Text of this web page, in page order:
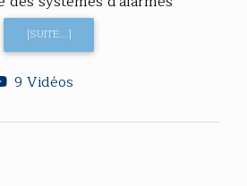
[SUITE...]
9 Vidéos